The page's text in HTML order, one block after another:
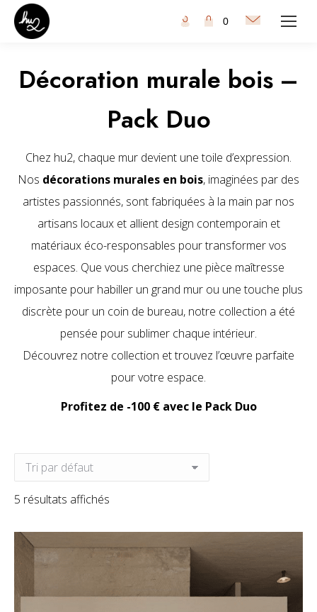
0
Décoration murale bois –
Pack Duo
Chez hu2, chaque mur devient une toile d’expression.
Nos décorations murales en bois, imaginées par des
artistes passionnés, sont fabriquées à la main par nos
artisans locaux et allient design contemporain et
matériaux éco-responsables pour transformer vos
espaces. Que vous cherchiez une pièce maîtresse
imposante pour habiller un grand mur ou une touche plus
discrète pour un coin de bureau, notre collection a été
pensée pour sublimer chaque intérieur.
Découvrez notre collection et trouvez l’œuvre parfaite
pour votre espace.
Profitez de -100 € avec le Pack Duo
5 résultats affichés